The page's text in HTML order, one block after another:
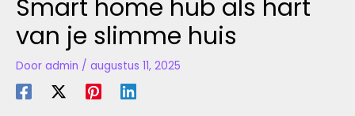
Smart home hub als hart
van je slimme huis
Door admin / augustus 11, 2025